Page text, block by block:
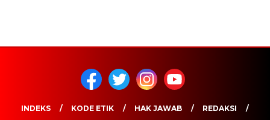
INDEKS KODE ETIK HAK JAWAB
REDAKSI